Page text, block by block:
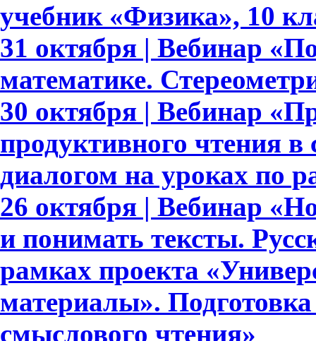
учебник «Физика», 10
31 октября | Вебинар
математике.
30 октября | Вебинар
продуктивного чтения
диалогом на уроках по
26 октября | Вебинар
и понимать тексты.
рамках проекта
материалы».
смыслового чтения»